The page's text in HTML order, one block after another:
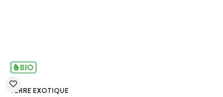
TERRE EXOTIQUE